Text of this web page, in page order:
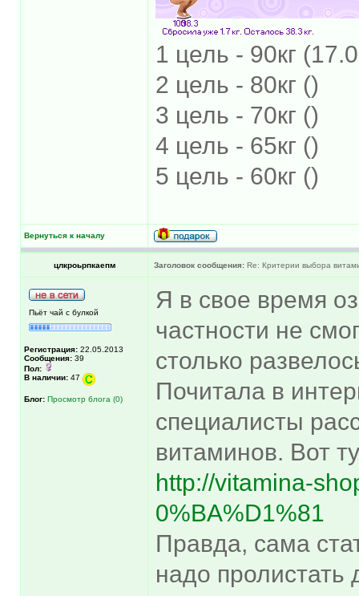
1 цель - 90кг
2 цель - 80кг ()
3 цель - 70кг ()
4 цель - 65кг ()
5 цель - 60кг ()
Вернуться к началу
цлкроьрпкаепм Заголовок сообщения: Re: Критерии выбора
Пьёт чай с булкой
Регистрация: 22.05.2013
Сообщения: 39
Пол:
В наличии: 47
Блог: Просмотр блога (0)
Я в свое время
частности не
столько
Почитала в
специалисты
витаминов. Вот
http://vitamina-
0%BA%D1%81
Правда, сама
надо пролистать